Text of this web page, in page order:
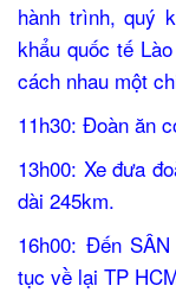
hành trình, quý
khẩu quốc tế
cách nhau một
11h30: Đoàn ăn
13h00: Xe đưa
dài 245km.
16h00: Đến
tục về lại TP